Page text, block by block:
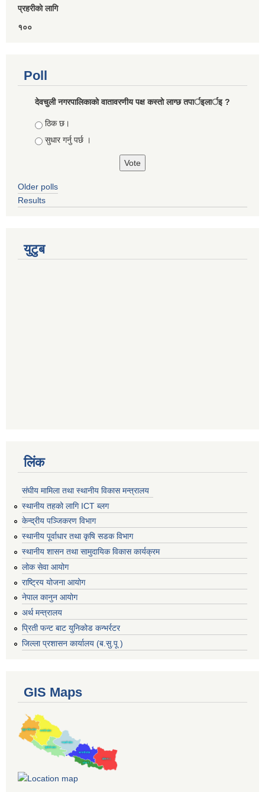
प्रहरीकाे लागि
१००
Poll
देवचुली नगरपालिकाकाे वातावरणीय पक्ष कस्ताे लाग्छ तपार्इलार्इ ?
Choices
ठिक छ।
सुधार गर्नु पर्छ ।
Older polls
Results
युटुब
लिंक
संघीय मामिला तथा स्थानीय विकास मन्त्रालय
स्थानीय तहको लागि ICT ब्लग
केन्द्रीय पञ्जिकरण विभाग
स्थानीय पूर्वाधार तथा कृषि सडक विभाग
स्थानीय शासन तथा सामुदायिक विकास कार्यक्रम
लोक सेवा आयोग
राष्ट्रिय योजना आयोग
नेपाल कानुन आयोग
अर्थ मन्त्रालय
प्रिती फन्ट बाट युनिकोड कन्भर्रटर
जिल्ला प्रशासन कार्यालय (ब.सु.पू )
GIS Maps